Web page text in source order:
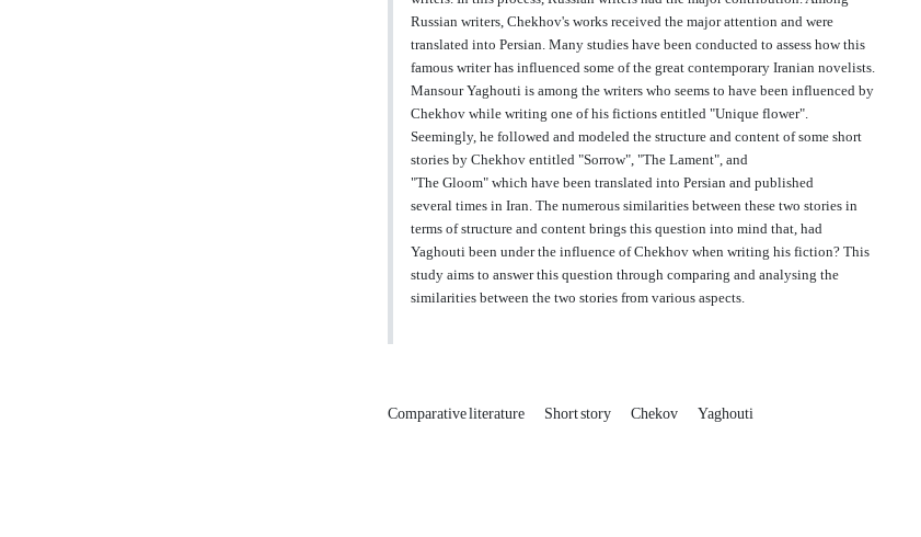
Russian writers, Chekhov's works received the major attention and were
translated into Persian. Many studies have been conducted to assess how this
famous writer has influenced some of the great contemporary Iranian novelists.
Mansour Yaghouti is among the writers who seems to have been influenced by
Chekhov while writing one of his fictions entitled "Unique flower".
Seemingly, he followed and modeled the structure and content of some short
stories by Chekhov entitled "Sorrow", "The Lament", and
"The Gloom" which have been translated into Persian and published
several times in Iran. The numerous similarities between these two stories in
terms of structure and content brings this question into mind that, had
Yaghouti been under the influence of Chekhov when writing his fiction? This
study aims to answer this question through comparing and analysing the
similarities between the two stories from various aspects.
Comparative literature Short story Chekov Yaghouti